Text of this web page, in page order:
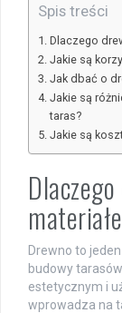
Spis treści
Dlaczego
Jakie są
Jak dbać o
Jakie są
taras?
Jakie są
Drewno to
budowy
estetycznym i
wprowadza na